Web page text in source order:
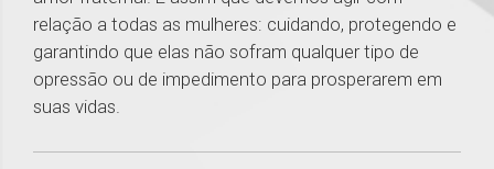
relação a todas as mulheres: cuidando, protegendo e
garantindo que elas não sofram qualquer tipo de
opressão ou de impedimento para prosperarem em
suas vidas.